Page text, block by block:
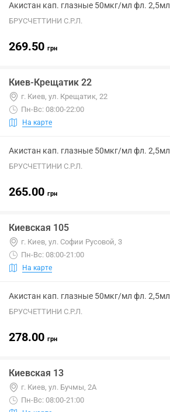
Акистан кап. глазные 50мкг/мл фл. 2,5мл
БРУСЧЕТТИНИ С.Р.Л.
269.50 грн
Киев-Крещатик 22
г. Киев, ул. Крещатик, 22
Пн-Вс: 08:00-22:00
На карте
Акистан кап. глазные 50мкг/мл фл. 2,5мл
БРУСЧЕТТИНИ С.Р.Л.
265.00 грн
Киевская 105
г. Киев, ул. Софии Русовой, 3
Пн-Вс: 08:00-21:00
На карте
Акистан кап. глазные 50мкг/мл фл. 2,5мл
БРУСЧЕТТИНИ С.Р.Л.
278.00 грн
Киевская 13
г. Киев, ул. Бучмы, 2А
Пн-Вс: 08:00-21:00